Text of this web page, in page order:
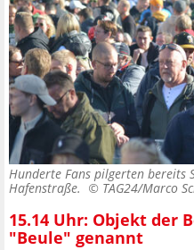
Hunderte Fans pilgerten bereits
Hafenstraße. © TAG24/Marco
15.14 Uhr: Objekt der
"Beule" genannt